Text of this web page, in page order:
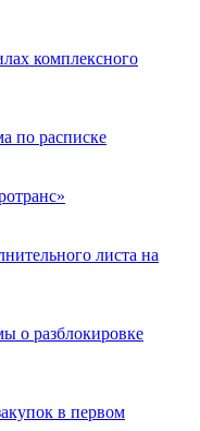
комплексного
по расписке
листа на
о разблокировке
в первом